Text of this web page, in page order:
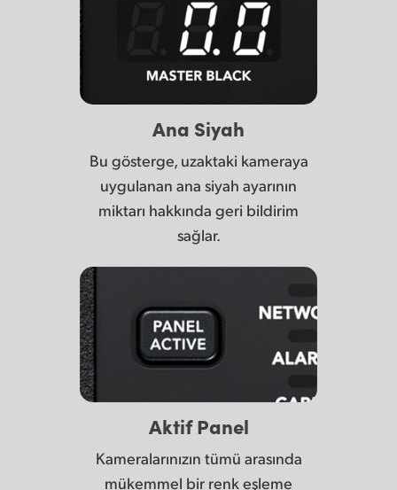
Ana Siyah
Bu gösterge, uzaktaki kameraya
uygulanan ana siyah ayarının
miktarı hakkında geri bildirim
sağlar.
Aktif Panel
Kameralarınızın tümü arasında
mükemmel bir renk eşleme